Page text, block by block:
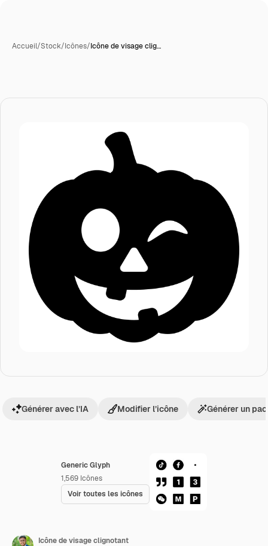
Accueil/Stock/Icônes/Icône de visage clig…
Generic Glyph
1,569 Icônes
Voir toutes les icônes
Générer avec l’IA Modifier l’icône Générer un
Icône de visage clignotant